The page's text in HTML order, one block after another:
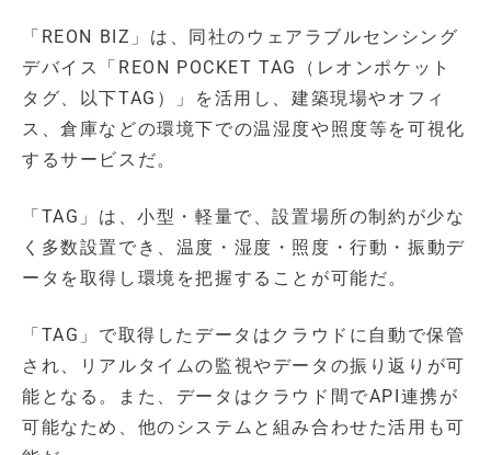
「REON BIZ」は、同社のウェアラブルセンシング
デバイス「REON POCKET TAG（レオンポケット
タグ、以下TAG）」を活用し、建築現場やオフィ
ス、倉庫などの環境下での温湿度や照度等を可視化
するサービスだ。
「TAG」は、小型・軽量で、設置場所の制約が少な
く多数設置でき、温度・湿度・照度・行動・振動デ
ータを取得し環境を把握することが可能だ。
「TAG」で取得したデータはクラウドに自動で保管
され、リアルタイムの監視やデータの振り返りが可
能となる。また、データはクラウド間でAPI連携が
可能なため、他のシステムと組み合わせた活用も可